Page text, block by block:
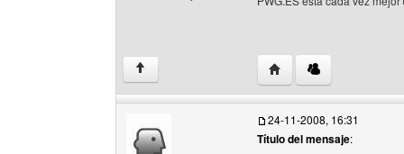
↑ Visitar sitio web del
24-11-2008, 16:31
Título del mensaje: